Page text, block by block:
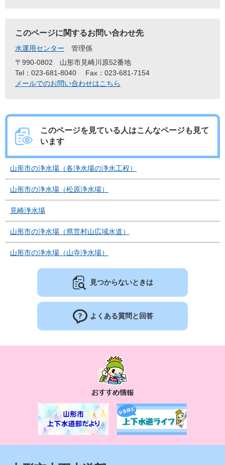
このページに関するお問い合わせ先
水運用センター
管理係
〒990-0802
山形市見崎川原52番地
Tel：023-681-8040
Fax：023-681-7154
メールでのお問い合わせはこちら
このページを見ている人はこんなページも見て
います
山形市の浄水場（各浄水場の浄水工程）
山形市の浄水場（松原浄水場）
見崎浄水場
山形市の浄水場（県営村山広域水道）
山形市の浄水場（山寺浄水場）
見つからないときは
よくある質問と回答
す
め
情
報